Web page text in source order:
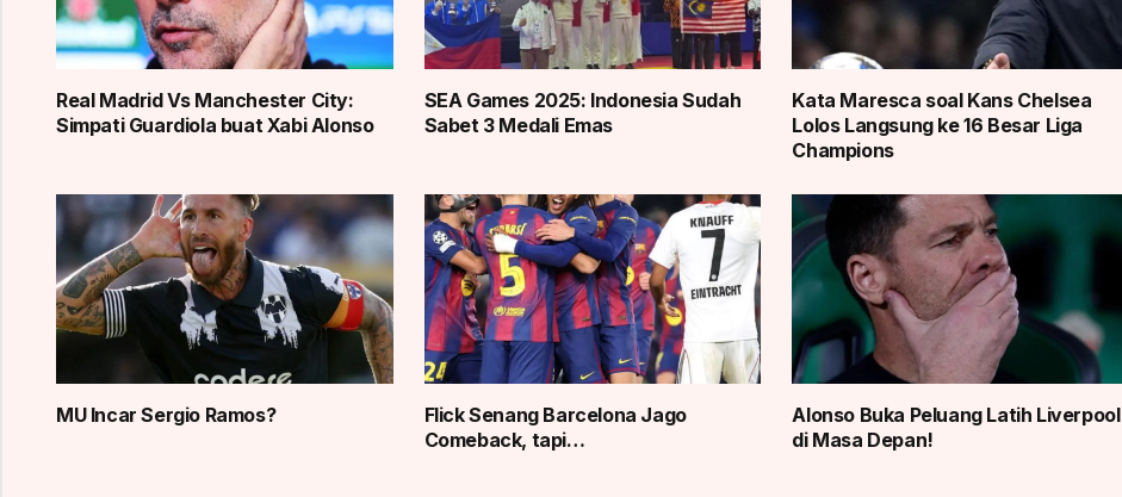
Real Madrid Vs Manchester City:
Simpati Guardiola buat Xabi Alonso
SEA Games 2025: Indonesia Sudah
Sabet 3 Medali Emas
Kata Maresca soal Kans Chelsea
Lolos Langsung ke 16 Besar Liga
Champions
MU Incar Sergio Ramos?
Flick Senang Barcelona Jago
Comeback, tapi…
Alonso Buka Peluang Latih Liverpool
di Masa Depan!